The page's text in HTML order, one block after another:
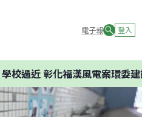
電子報 登入
近 彰化福漢風電案環委建議不